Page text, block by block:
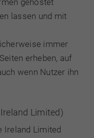
gehostet
lassen und mit
immer
erheben, auf
wenn Nutzer ihn
Limited)
Ireland Limited